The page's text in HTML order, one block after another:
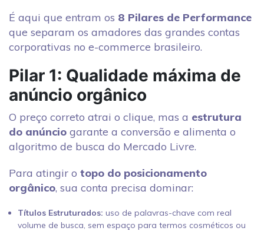
É aqui que entram os 8 Pilares de Performance
que separam os amadores das grandes contas
corporativas no e-commerce brasileiro.
Pilar 1: Qualidade máxima de
anúncio orgânico
O preço correto atrai o clique, mas a estrutura
do anúncio garante a conversão e alimenta o
algoritmo de busca do Mercado Livre.
Para atingir o topo do posicionamento
orgânico, sua conta precisa dominar:
Títulos Estruturados: uso de palavras-chave com real
volume de busca, sem espaço para termos cosméticos ou